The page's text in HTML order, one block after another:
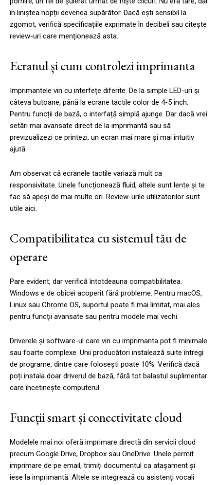
în liniștea nopții devenea supărător. Dacă ești sensibil la
zgomot, verifică specificațiile exprimate în decibeli sau citește
review-uri care menționează asta.
Ecranul și cum controlezi imprimanta
Imprimantele vin cu interfețe diferite. De la simple LED-uri și
câteva butoane, până la ecrane tactile color de 4-5 inch.
Pentru funcții de bază, o interfață simplă ajunge. Dar dacă vrei
setări mai avansate direct de la imprimantă sau să
previzualizezi ce printezi, un ecran mai mare și mai intuitiv
ajută.
Am observat că ecranele tactile variază mult ca
responsivitate. Unele funcționează fluid, altele sunt lente și te
fac să apeși de mai multe ori. Review-urile utilizatorilor sunt
utile aici.
Compatibilitatea cu sistemul tău de
operare
Pare evident, dar verifică întotdeauna compatibilitatea.
Windows e de obicei acoperit fără probleme. Pentru macOS,
Linux sau Chrome OS, suportul poate fi mai limitat, mai ales
pentru funcții avansate sau pentru modele mai vechi.
Driverele și software-ul care vin cu imprimanta pot fi minimale
sau foarte complexe. Unii producători instalează suite întregi
de programe, dintre care folosești poate 10%. Verifică dacă
poți instala doar driverul de bază, fără tot balastul suplimentar
care încetinește computerul.
Funcții smart și conectivitate cloud
Modelele mai noi oferă imprimare directă din servicii cloud
precum Google Drive, Dropbox sau OneDrive. Unele permit
imprimare de pe email, trimiți documentul ca atașament și
iese la imprimantă. Altele se integrează cu asistenți vocali